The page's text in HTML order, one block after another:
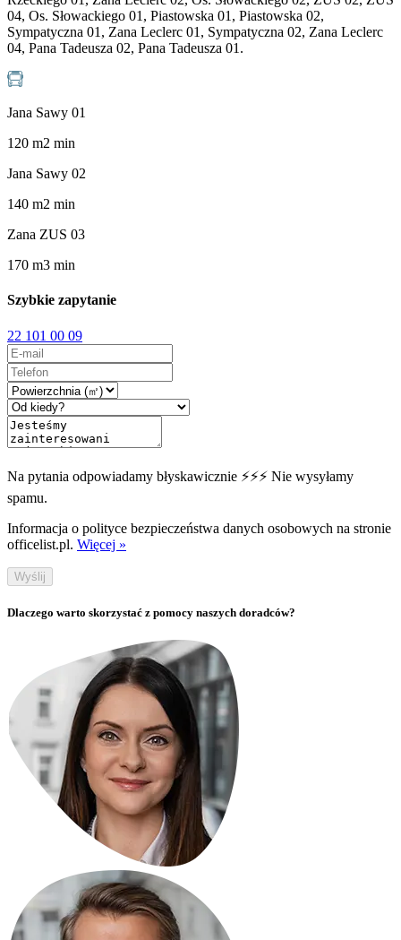
04, Os. Słowackiego 01, Piastowska 01, Piastowska 02,
Sympatyczna 01, Zana Leclerc 01, Sympatyczna 02, Zana Leclerc
04, Pana Tadeusza 02, Pana Tadeusza 01.
Jana Sawy 01
120 m2 min
Jana Sawy 02
140 m2 min
Zana ZUS 03
170 m3 min
Szybkie zapytanie
22 101 00 09
Na pytania odpowiadamy błyskawicznie ⚡⚡⚡ Nie wysyłamy
spamu.
Informacja o polityce bezpieczeństwa danych osobowych na stronie
officelist.pl. Więcej »
Wyślij
Dlaczego warto skorzystać z pomocy naszych doradców?